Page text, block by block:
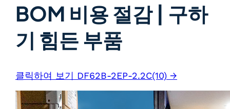
BOM 비용 절감 | 구하
기 힘든 부품
클릭하여 보기 DF62B-2EP-2.2C(10) →